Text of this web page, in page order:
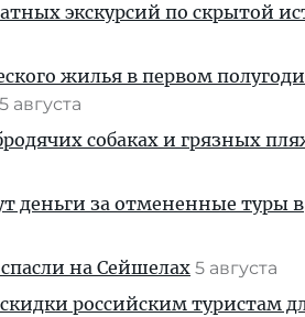
экскурсий по скрытой
жилья в первом
5 августа
собаках и грязных
деньги за отмененные туры в
на Сейшелах 5 августа
российским туристам